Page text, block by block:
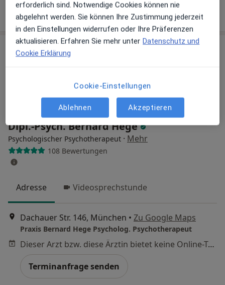
Terminanfrage senden
Dipl.-Psych. Bernard Hege
Psychologischer Psychotherapeut · Mehr
108 Bewertungen
Adresse Videosprechstunde
Dachauer Str. 146, München • Zu Google Maps
Praxis Bernard Hege Psycholog. Psychotherapeut
Dieser Arzt bzw. diese Ärztin bietet keine Online-Terminbuchung an diesem Standort an.
Terminanfrage senden
erforderlich sind. Notwendige Cookies können nie
abgelehnt werden. Sie können Ihre Zustimmung jederzeit
in den Einstellungen widerrufen oder Ihre Präferenzen
aktualisieren. Erfahren Sie mehr unter Datenschutz und
Cookie Erklärung
Cookie-Einstellungen
Ablehnen Akzeptieren